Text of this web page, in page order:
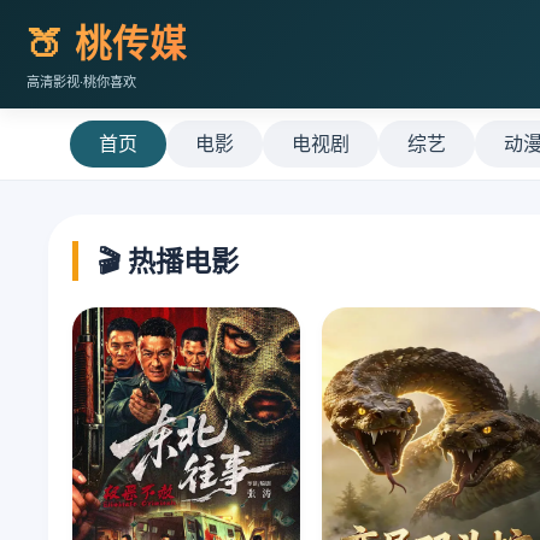
🍑 桃传媒
高清影视·桃你喜欢
首页 电影 电视剧 综艺 动
🎬 热播电影